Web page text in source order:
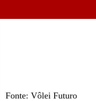
Fonte: Vôlei Futuro